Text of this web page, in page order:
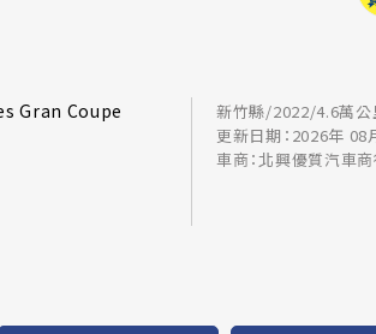
Gran Coupe
新竹縣/2022/4.6萬公
更新日期：2026年 08
車商：北興優質汽車